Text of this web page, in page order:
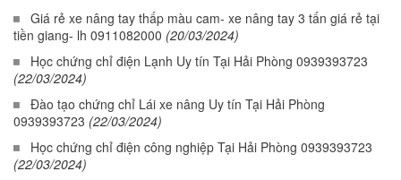
Giá rẻ xe nâng tay thấp màu cam- xe nâng tay 3 tấn giá rẻ tại
tiền giang- lh 0911082000 (20/03/2024)
Học chứng chỉ điện Lạnh Uy tín Tại Hải Phòng 0939393723
(22/03/2024)
Đào tạo chứng chỉ Lái xe nâng Uy tín Tại Hải Phòng
0939393723 (22/03/2024)
Học chứng chỉ điện công nghiệp Tại Hải Phòng 0939393723
(22/03/2024)